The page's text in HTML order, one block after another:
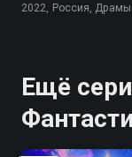
2022, Россия, Драмы
Ещё